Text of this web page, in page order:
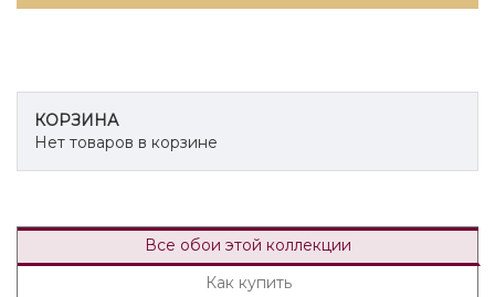
КОРЗИНА
Нет товаров в корзине
Все обои этой коллекции
Как купить